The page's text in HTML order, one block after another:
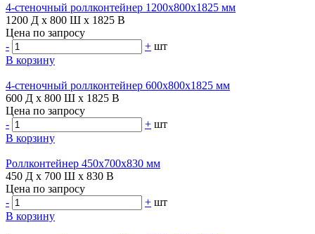
4-стеночный роллконтейнер 1200х800х1825 мм
1200 Д x 800 Ш x 1825 В
Цена по запросу
-
+ шт
В корзину
4-стеночный роллконтейнер 600х800х1825 мм
600 Д x 800 Ш x 1825 В
Цена по запросу
-
+ шт
В корзину
Роллконтейнер 450х700х830 мм
450 Д x 700 Ш x 830 В
Цена по запросу
-
+ шт
В корзину